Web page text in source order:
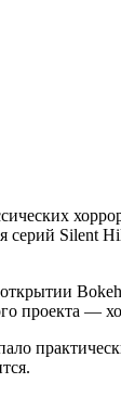
серий Silent
проекта —